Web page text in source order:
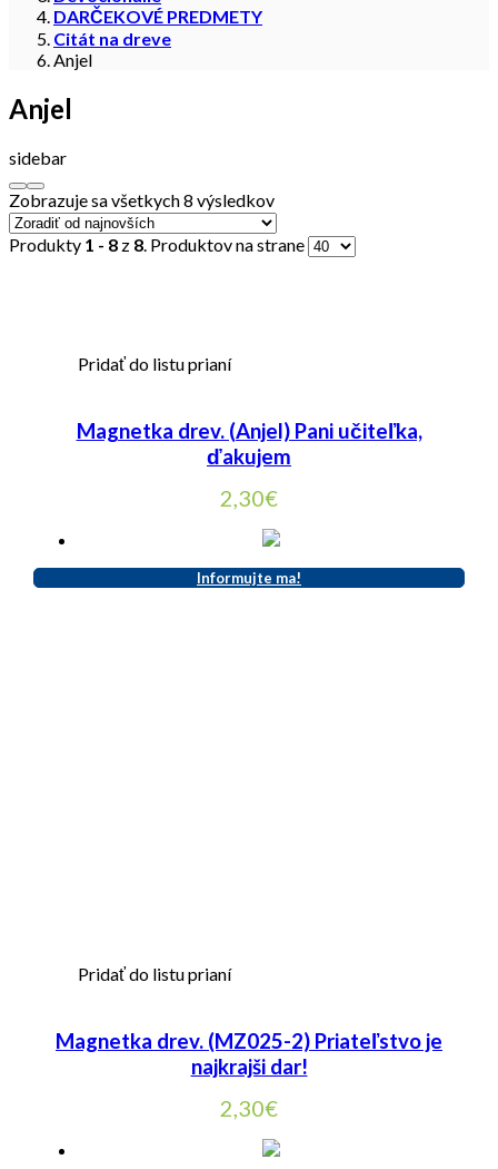
DARČEKOVÉ PREDMETY
Citát na dreve
Anjel
Anjel
sidebar
Zobrazuje sa všetkych 8 výsledkov
Produkty 1 - 8 z 8. Produktov na strane
Pridať do listu prianí
Magnetka drev. (Anjel) Pani učiteľka,
ďakujem
2,30€
Informujte ma!
Pridať do listu prianí
Magnetka drev. (MZ025-2) Priateľstvo je
najkrajši dar!
2,30€